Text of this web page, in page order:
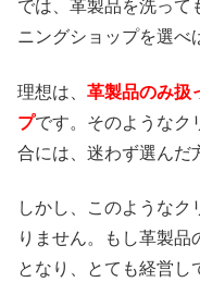
では、革製品を洗って
ニングショップを選べ
理想は、 革製品のみ扱
プです。そのようなク
合には、迷わず選んだ
しかし、このようなク
りません。もし革製品
となり、とても経営し